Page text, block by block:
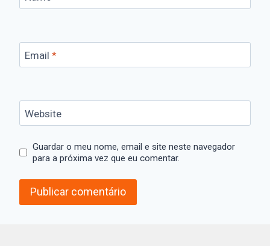
Email *
Website
Guardar o meu nome, email e site neste navegador
para a próxima vez que eu comentar.